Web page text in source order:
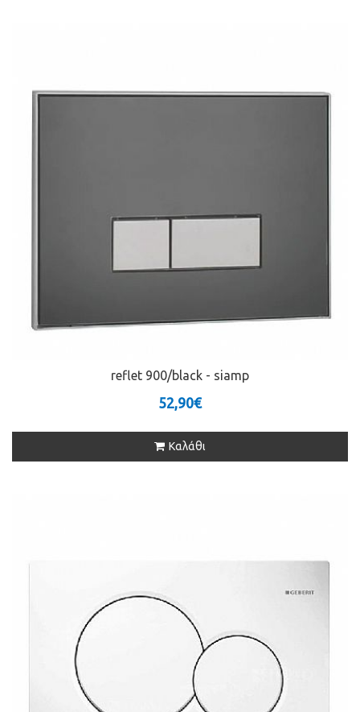
reflet 900/black - siamp
52,90€
Καλάθι